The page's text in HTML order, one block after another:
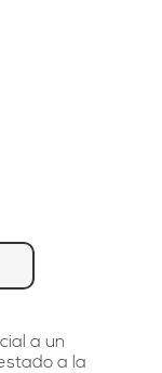
a un
a la